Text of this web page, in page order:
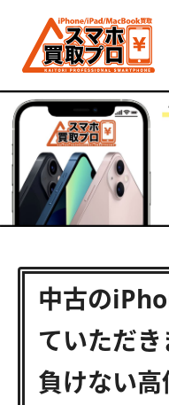
中古の
ていただ
負けない高